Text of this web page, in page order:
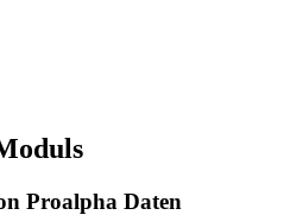
Proalpha Daten